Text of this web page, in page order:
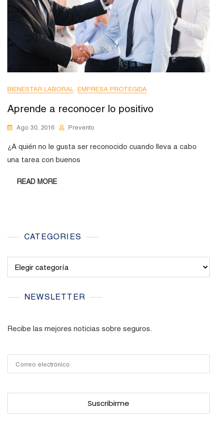
BIENESTAR LABORAL EMPRESA PROTEGIDA
Aprende a reconocer lo positivo
Ago 30, 2016 Prevento
¿A quién no le gusta ser reconocido cuando lleva a cabo
una tarea con buenos
READ MORE
CATEGORIES
NEWSLETTER
Recibe las mejores noticias sobre seguros.